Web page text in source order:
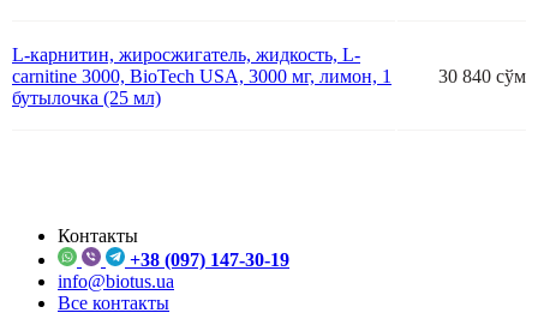
L-карнитин, жиросжигатель, жидкость, L-
carnitine 3000, BioTech USA, 3000 мг, лимон, 1
бутылочка (25 мл)
30 840 сўм
Контакты
+38 (097) 147-30-19
info@biotus.ua
Все контакты